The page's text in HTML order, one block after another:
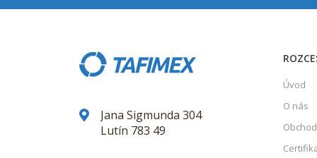
Jana Sigmunda 304
Lutín 783 49
Úvod
O nás